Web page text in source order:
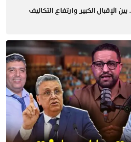
الإقبال الكبير وارتفاع التكاليف